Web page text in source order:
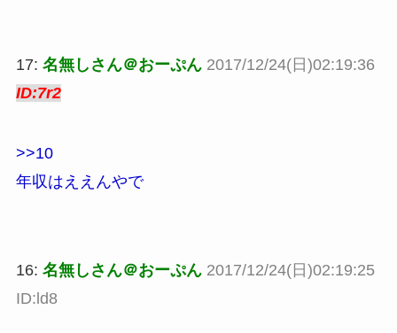
17: 名無しさん＠おーぷん 2017/12/24(日)02:19:36
ID:7r2
>>10
年収はええんやで
16: 名無しさん＠おーぷん 2017/12/24(日)02:19:25
ID:ld8